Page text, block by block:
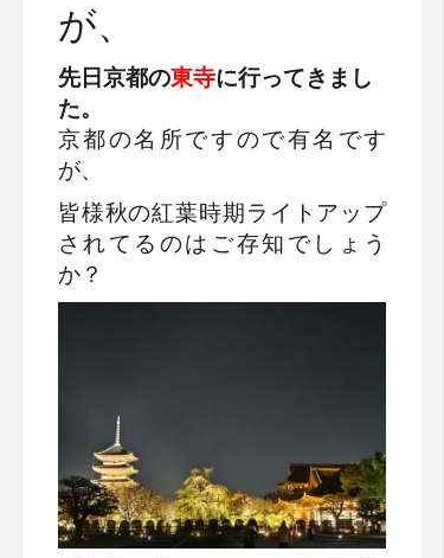
が、
先日京都の東寺に行ってきまし
た。
京都の名所ですので有名です
が、
皆様秋の紅葉時期ライトアップ
されてるのはご存知でしょう
か？